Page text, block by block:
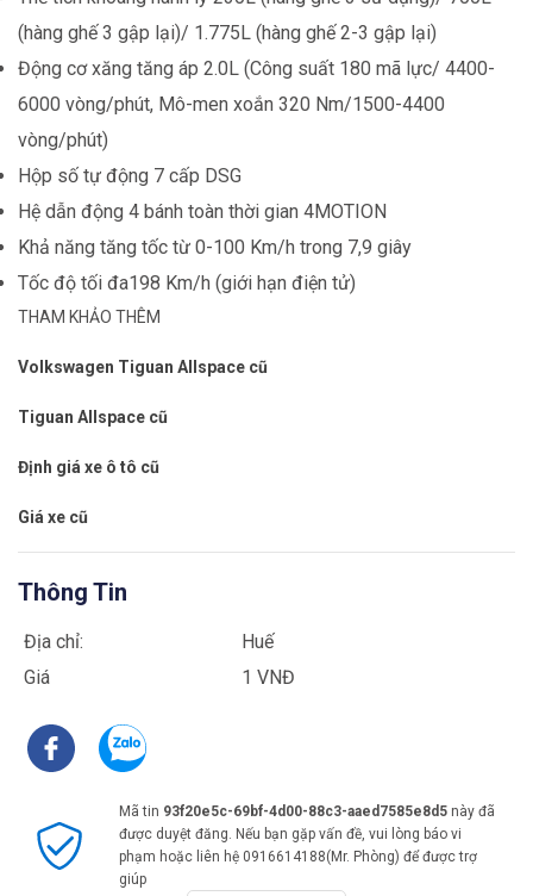
(hàng ghế 3 gập lại)/ 1.775L (hàng ghế 2-3 gập lại)
Động cơ xăng tăng áp 2.0L (Công suất 180 mã lực/ 4400-
6000 vòng/phút, Mô-men xoắn 320 Nm/1500-4400
vòng/phút)
Hộp số tự động 7 cấp DSG
Hệ dẫn động 4 bánh toàn thời gian 4MOTION
Khả năng tăng tốc từ 0-100 Km/h trong 7,9 giây
Tốc độ tối đa198 Km/h (giới hạn điện tử)
THAM KHẢO THÊM
Volkswagen Tiguan Allspace cũ
Tiguan Allspace cũ
Định giá xe ô tô cũ
Giá xe cũ
Thông Tin
Địa chỉ:
Huế
Giá
1 VNĐ
Mã tin 93f20e5c-69bf-4d00-88c3-aaed7585e8d5này đã
được duyệt đăng. Nếu bạn gặp vấn đề, vui lòng báo vi
phạm hoặc liên hệ 0916614188(Mr. Phòng) để được trợ
giúp